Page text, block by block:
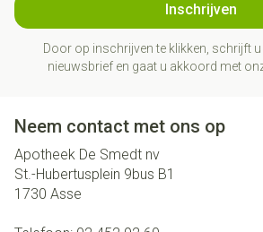
Inschrijven
Door op inschrijven te klikken, schrijft
nieuwsbrief en gaat u akkoord met
Neem contact met ons op
Apotheek De Smedt nv
St.-Hubertusplein 9bus B1
1730 Asse